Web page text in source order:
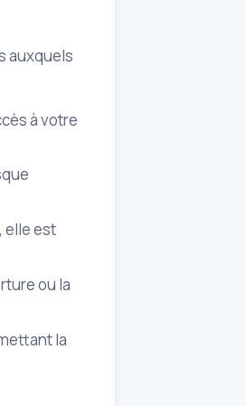
auxquels
à votre
elle est
ou la
la